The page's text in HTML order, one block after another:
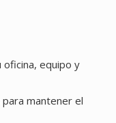
equipo y
mantener el